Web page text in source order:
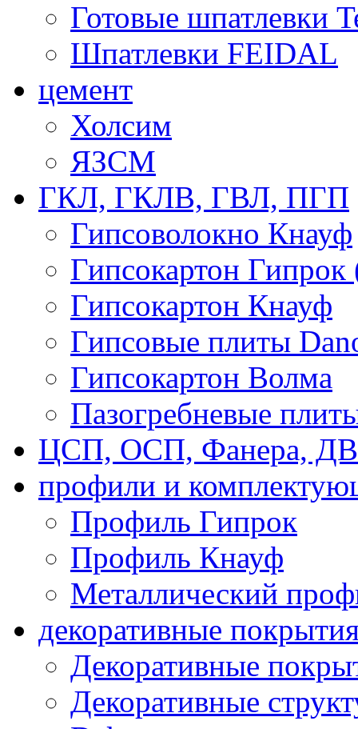
Готовые шпатлевки
Шпатлевки FEIDAL
цемент
Холсим
ЯЗCМ
ГКЛ, ГКЛВ, ГВЛ, ПГП
Гипсоволокно Кнауф
Гипсокартон Гипрок
Гипсокартон Кнауф
Гипсовые плиты
Гипсокартон Волма
Пазогребневые
ЦСП, ОСП, Фанера,
профили и
Профиль Гипрок
Профиль Кнауф
Металлический
декоративные
Декоративные
Декоративные